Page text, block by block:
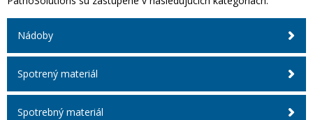
Nádoby
Spotrený materiál
Spotrebný materiál